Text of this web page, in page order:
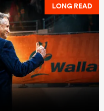
LONG READ